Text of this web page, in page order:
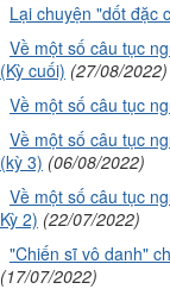
Lại chuyện "dốt đặc
Về một số câu tục
(Kỳ cuối) (27/08/2022)
Về một số câu tục
Về một số câu tục
(kỳ 3) (06/08/2022)
Về một số câu tục
Kỳ 2) (22/07/2022)
"Chiến sĩ vô danh"
(17/07/2022)